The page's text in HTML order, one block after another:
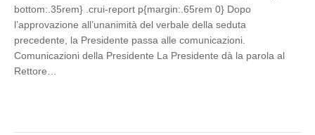
bottom:.35rem} .crui-report p{margin:.65rem 0} Dopo
l’approvazione all’unanimità del verbale della seduta
precedente, la Presidente passa alle comunicazioni.
Comunicazioni della Presidente La Presidente dà la parola al
Rettore…